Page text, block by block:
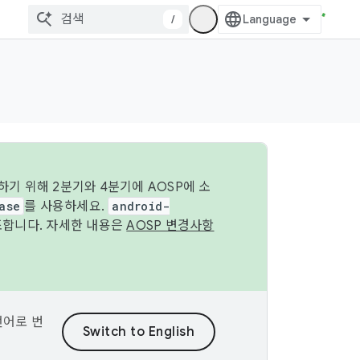
/
기 위해 2분기와 4분기에 AOSP에 소
를 사용하세요. android-
니다. 자세한 내용은AOSP 변경사항
로 번